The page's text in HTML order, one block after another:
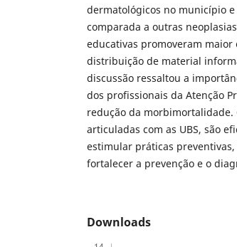
dermatológicos no município
comparada a outras
educativas promoveram
distribuição de material
discussão ressaltou a
dos profissionais da Atenção
redução da morbimortalidade.
articuladas com as UBS, são
estimular práticas
fortalecer a prevenção e o
Downloads